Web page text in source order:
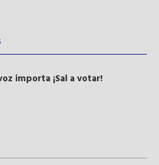
importa ¡Sal a votar!